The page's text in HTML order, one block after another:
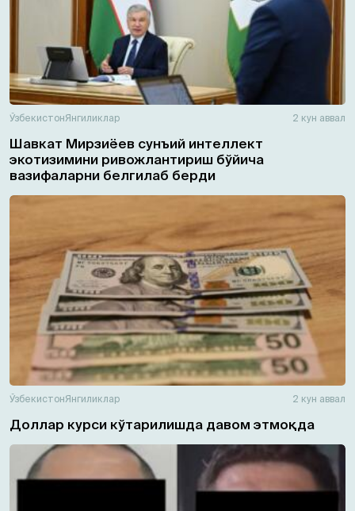
ЎзбекистонЯнгиликлар 2 кун аввал
Шавкат Мирзиёев сунъий интеллект
экотизимини ривожлантириш бўйича
вазифаларни белгилаб берди
ЎзбекистонЯнгиликлар 2 кун аввал
Доллар курси кўтарилишда давом этмоқда